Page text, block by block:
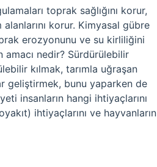
toprak sağlığını korur,
korur. Kimyasal gübre
erozyonunu ve su kirliliğini
amacı nedir? Sürdürülebilir
kılmak, tarımla uğraşan
geliştirmek, bunu yaparken de
insanların hangi ihtiyaçlarını
ihtiyaçlarını ve hayvanların